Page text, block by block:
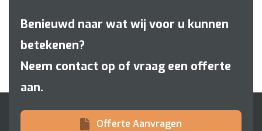
Benieuwd naar wat wij voor u kunnen
betekenen?
Neem contact op of vraag een offerte
aan.
Offerte Aanvragen